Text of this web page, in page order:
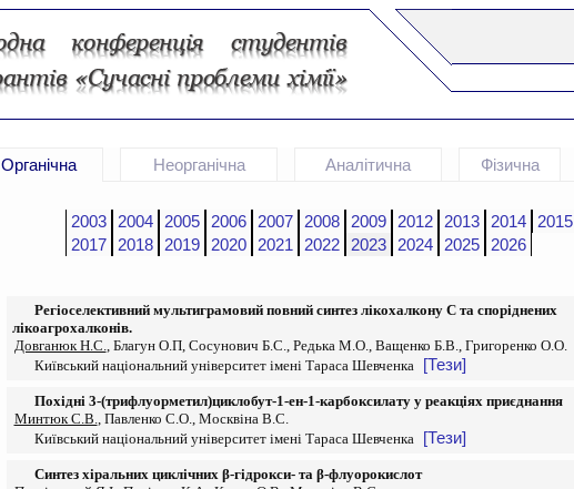
Органічна Неорганічна Аналітична Фізична
2003 2004 2005 2006 2007 2008 2009 2012 2013 2014 2015
2017
2018 2019 2020 2021 2022 2023 2024 2025 2026
Регіоселективний мультиграмовий повний синтез лікохалкону С та споріднених
лікоагрохалконів.
Довганюк Н.С., Благун О.П, Сосунович Б.С., Редька М.О., Ващенко Б.В., Григоренко О.О.
Київський національний університет імені Тараса Шевченка
[Тези]
Похідні 3-(трифлуорметил)циклобут-1-ен-1-карбоксилату у реакціях приєднання
Минтюк С.В., Павленко С.О., Москвіна В.С.
Київський національний університет імені Тараса Шевченка
[Тези]
Синтез хіральних циклічних β-гідрокси- та β-флуорокислот